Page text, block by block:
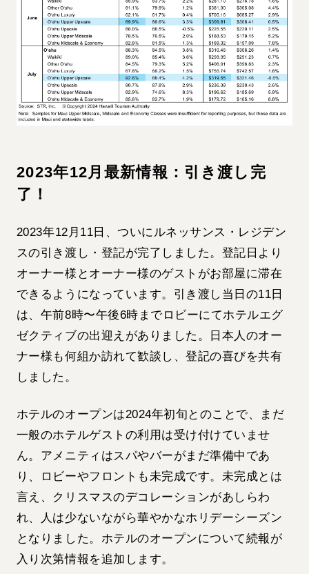
2023年12月最新情報：引き渡し完
了！
2023年12月11日、ついにルネッサンス・レジデン
スの引き渡し・登記が完了しました。登記日より
オーナー様とオーナー様のゲストがお部屋に滞在
できるようになっています。引き渡し当日の11日
は、午前8時〜午後6時までロビーにてホテルエグ
ゼクティブの出迎えがありました。日本人のオー
ナー様も何組か訪れて歓談し、登記の喜びを共有
しました。
ホテルのオープンは2024年初旬とのことで、まだ
一般のホテルゲストの利用は受け付けていませ
ん。アメニティはスパやバーがまだ準備中であ
り、ロビーやフロントも未完成です。未完成とは
言え、クリスマスのデコレーションがあしらわ
れ、人は少ないながら華やかなホリデーシーズン
となりました。ホテルのオープンについて続報が
入り次第情報を追加します。